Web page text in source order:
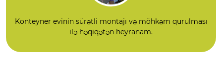
Konteyner evinin sürətli montajı və möhkəm qurulması
ilə həqiqətən heyranam.